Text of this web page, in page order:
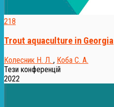
218
Trout aquaculture in Georgia
Колесник Н. Л. , Коба С. А.
Тези конференцій
2022